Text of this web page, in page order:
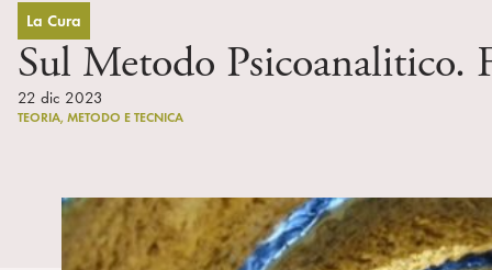
La Cura
Sul Metodo Psicoanalitico.
22 dic 2023
TEORIA, METODO E TECNICA